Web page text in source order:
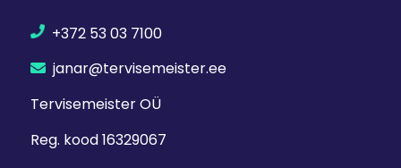
+372 53 03 7100
janar@tervisemeister.ee
Tervisemeister OÜ
Reg. kood 16329067